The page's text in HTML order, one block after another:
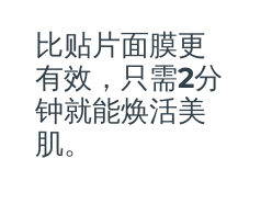
比贴片面膜更
有效，只需2分
钟就能焕活美
肌。
马来西亚
马耳他
墨西哥